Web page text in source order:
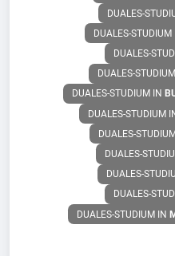
DUALES-
DUALES-STUDIUM
DUALES-
DUALES-
DUALES-STUDIUM IN
DUALES-STUDIUM
DUALES-
DUALES-
DUALES-
DUALES-
DUALES-STUDIUM IN